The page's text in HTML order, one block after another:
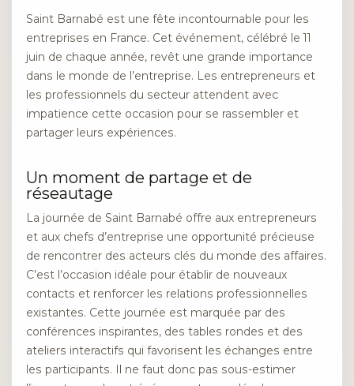
Saint Barnabé est une fête incontournable pour les
entreprises en France. Cet événement, célébré le 11
juin de chaque année, revêt une grande importance
dans le monde de l’entreprise. Les entrepreneurs et
les professionnels du secteur attendent avec
impatience cette occasion pour se rassembler et
partager leurs expériences.
Un moment de partage et de
réseautage
La journée de Saint Barnabé offre aux entrepreneurs
et aux chefs d’entreprise une opportunité précieuse
de rencontrer des acteurs clés du monde des affaires.
C’est l’occasion idéale pour établir de nouveaux
contacts et renforcer les relations professionnelles
existantes. Cette journée est marquée par des
conférences inspirantes, des tables rondes et des
ateliers interactifs qui favorisent les échanges entre
les participants. Il ne faut donc pas sous-estimer